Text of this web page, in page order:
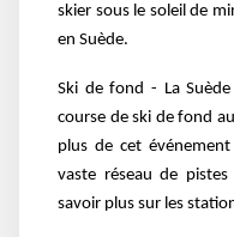
skier sous le soleil de
en Suède.
Ski de fond - La
course de ski de fond
plus de cet
vaste réseau de
savoir plus sur les